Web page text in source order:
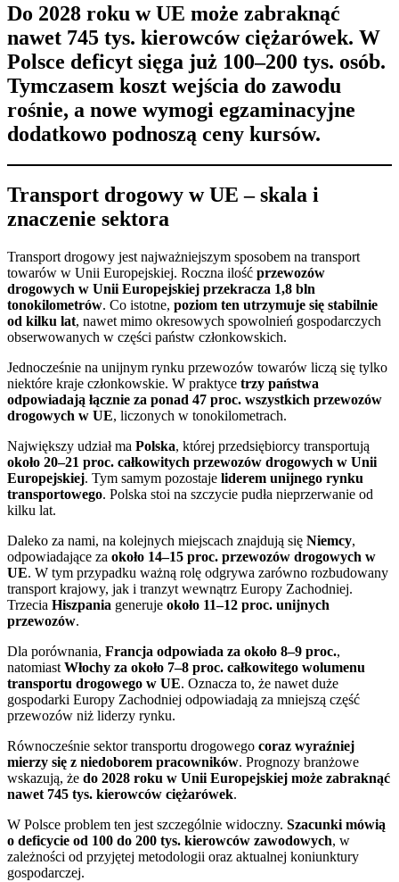
Do 2028 roku w UE może zabraknąć
nawet 745 tys. kierowców ciężarówek. W
Polsce deficyt sięga już 100–200 tys. osób.
Tymczasem koszt wejścia do zawodu
rośnie, a nowe wymogi egzaminacyjne
dodatkowo podnoszą ceny kursów.
Transport drogowy w UE – skala i
znaczenie sektora
Transport drogowy jest najważniejszym sposobem na transport
towarów w Unii Europejskiej. Roczna ilość przewozów
drogowych w Unii Europejskiej przekracza 1,8 bln
tonokilometrów. Co istotne, poziom ten utrzymuje się stabilnie
od kilku lat, nawet mimo okresowych spowolnień gospodarczych
obserwowanych w części państw członkowskich.
Jednocześnie na unijnym rynku przewozów towarów liczą się tylko
niektóre kraje członkowskie. W praktyce trzy państwa
odpowiadają łącznie za ponad 47 proc. wszystkich przewozów
drogowych w UE, liczonych w tonokilometrach.
Największy udział ma Polska, której przedsiębiorcy transportują
około 20–21 proc. całkowitych przewozów drogowych w Unii
Europejskiej. Tym samym pozostaje liderem unijnego rynku
transportowego. Polska stoi na szczycie pudła nieprzerwanie od
kilku lat.
Daleko za nami, na kolejnych miejscach znajdują się Niemcy,
odpowiadające za około 14–15 proc. przewozów drogowych w
UE. W tym przypadku ważną rolę odgrywa zarówno rozbudowany
transport krajowy, jak i tranzyt wewnątrz Europy Zachodniej.
Trzecia Hiszpania generuje około 11–12 proc. unijnych
przewozów.
Dla porównania, Francja odpowiada za około 8–9 proc.,
natomiast Włochy za około 7–8 proc. całkowitego wolumenu
transportu drogowego w UE. Oznacza to, że nawet duże
gospodarki Europy Zachodniej odpowiadają za mniejszą część
przewozów niż liderzy rynku.
Równocześnie sektor transportu drogowego coraz wyraźniej
mierzy się z niedoborem pracowników. Prognozy branżowe
wskazują, że do 2028 roku w Unii Europejskiej może zabraknąć
nawet 745 tys. kierowców ciężarówek.
W Polsce problem ten jest szczególnie widoczny. Szacunki mówią
o deficycie od 100 do 200 tys. kierowców zawodowych, w
zależności od przyjętej metodologii oraz aktualnej koniunktury
gospodarczej.